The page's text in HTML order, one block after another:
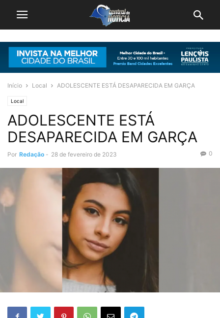
Início Local ADOLESCENTE ESTÁ DESAPARECIDA EM GARÇA
Local
ADOLESCENTE ESTÁ
DESAPARECIDA EM GARÇA
Por Redação - 28 de fevereiro de 2023 0